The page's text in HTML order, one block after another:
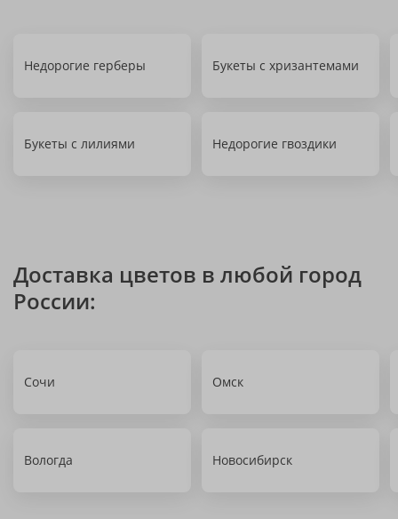
Недорогие герберы Букеты с хризантемами
Букеты с лилиями Недорогие гвоздики
Доставка цветов в любой город
России:
Сочи Омск
Вологда Новосибирск